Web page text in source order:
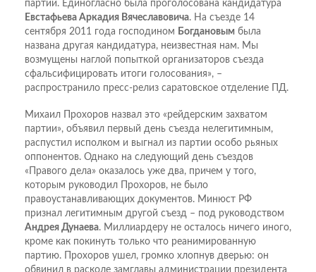
партии. Единогласно была проголосована кандидатура
Евстафьева Аркадия Вячеславовича. На съезде 14
сентября 2011 года господином Богдановым была
названа другая кандидатура, неизвестная нам. Мы
возмущены наглой попыткой организаторов съезда
сфальсифицировать итоги голосования», –
распространило пресс-релиз саратовское отделение ПД.
Михаил Прохоров назвал это «рейдерским захватом
партии», объявил первый день съезда нелегитимным,
распустил исполком и выгнал из партии особо рьяных
оппонентов. Однако на следующий день съездов
«Правого дела» оказалось уже два, причем у того,
которым руководил Прохоров, не было
правоустанавливающих документов. Минюст РФ
признал легитимным другой съезд – под руководством
Андрея Дунаева. Миллиардеру не осталось ничего иного,
кроме как покинуть только что реанимированную
партию. Прохоров ушел, громко хлопнув дверью: он
обвинил в расколе замглавы администрации президента